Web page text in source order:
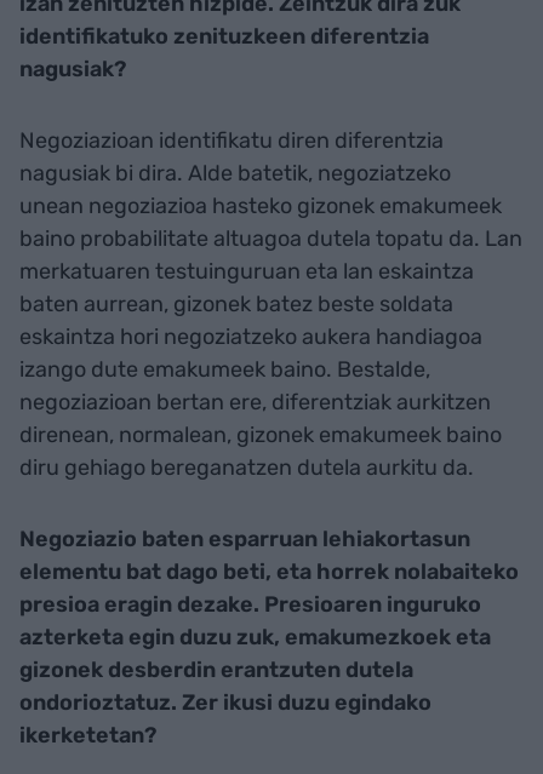
identifikatuko zenituzkeen diferentzia
nagusiak?
Negoziazioan identifikatu diren diferentzia
nagusiak bi dira. Alde batetik, negoziatzeko
unean negoziazioa hasteko gizonek emakumeek
baino probabilitate altuagoa dutela topatu da. Lan
merkatuaren testuinguruan eta lan eskaintza
baten aurrean, gizonek batez beste soldata
eskaintza hori negoziatzeko aukera handiagoa
izango dute emakumeek baino. Bestalde,
negoziazioan bertan ere, diferentziak aurkitzen
direnean, normalean, gizonek emakumeek baino
diru gehiago bereganatzen dutela aurkitu da.
Negoziazio baten esparruan lehiakortasun
elementu bat dago beti, eta horrek nolabaiteko
presioa eragin dezake. Presioaren inguruko
azterketa egin duzu zuk, emakumezkoek eta
gizonek desberdin erantzuten dutela
ondorioztatuz. Zer ikusi duzu egindako
ikerketetan?